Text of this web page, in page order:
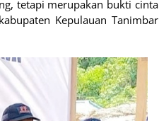
tetapi merupakan bukti cinta
Kepulauan Tanimbar